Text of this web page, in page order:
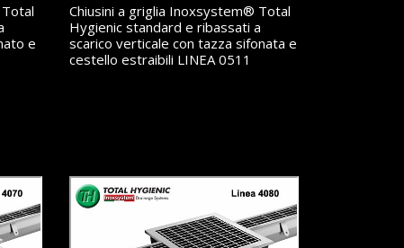
e
Chiusini a griglia Inoxsystem® Total
Hygienic standard e ribassati a
scarico verticale con tazza sifonata e
cestello estraibili LINEA 0511